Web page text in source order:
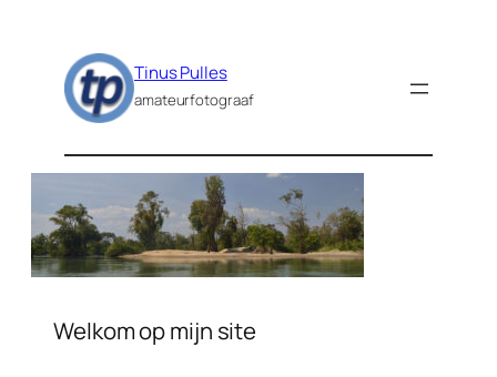
Tinus Pulles
amateurfotograaf
Welkom op mijn site